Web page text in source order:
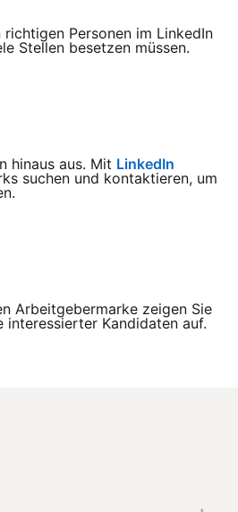
Personen im LinkedIn
Stellen besetzen müssen.
hinaus aus. Mit LinkedIn
suchen und kontaktieren, um
Arbeitgebermarke zeigen Sie
interessierter Kandidaten auf.